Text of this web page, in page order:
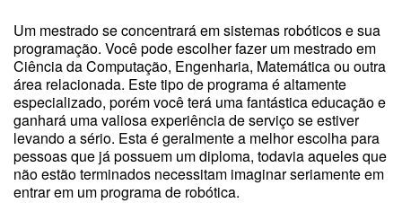
Um mestrado se concentrará em sistemas robóticos e sua
programação. Você pode escolher fazer um mestrado em
Ciência da Computação, Engenharia, Matemática ou outra
área relacionada. Este tipo de programa é altamente
especializado, porém você terá uma fantástica educação e
ganhará uma valiosa experiência de serviço se estiver
levando a sério. Esta é geralmente a melhor escolha para
pessoas que já possuem um diploma, todavia aqueles que
não estão terminados necessitam imaginar seriamente em
entrar em um programa de robótica.